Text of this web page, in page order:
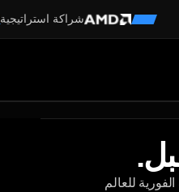
شراكة استراتيجية
للعالم